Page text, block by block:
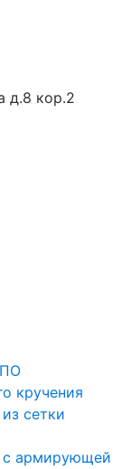
д.8 кор.2
кручения
сетки
с армирующей